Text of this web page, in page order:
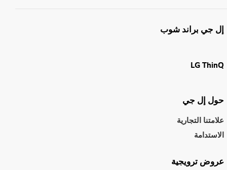
إل جي براند شوب
LG ThinQ
حول إل جي
علامتنا التجارية
الاستدامة
عروض ترويجية